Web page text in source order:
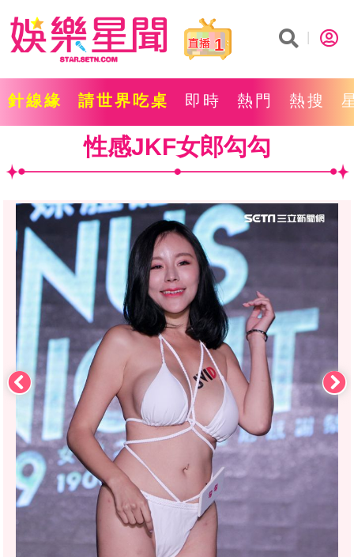
1
針線緣 請世界吃桌 即時 熱門 熱搜
性感JKF女郎勾勾